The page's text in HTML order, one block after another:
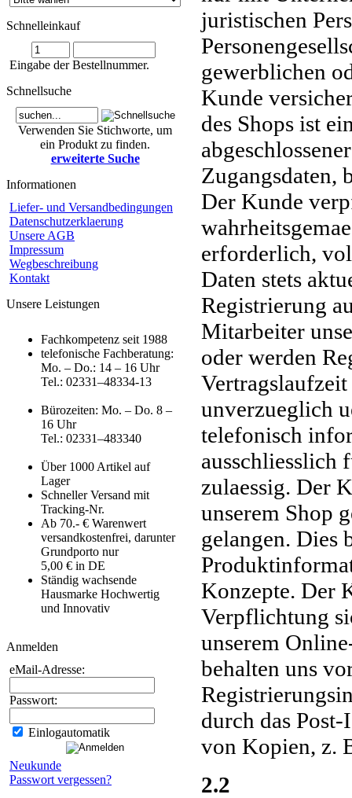
Schnelleinkauf
Eingabe der Bestellnummer.
Schnellsuche
Verwenden Sie Stichworte, um
ein Produkt zu finden.
erweiterte Suche
Informationen
Liefer- und Versandbedingungen
Datenschutzerklaerung
Unsere AGB
Impressum
Wegbeschreibung
Kontakt
Unsere Leistungen
Fachkompetenz seit 1988
telefonische Fachberatung:
Mo. – Do.: 14 – 16 Uhr
Tel.: 02331–48334-13
Bürozeiten: Mo. – Do. 8 –
16 Uhr
Tel.: 02331–483340
Über 1000 Artikel auf
Lager
Schneller Versand mit
Tracking-Nr.
Ab 70.- € Warenwert
versandkostenfrei, darunter
Grundporto nur
5,00 € in DE
Ständig wachsende
Hausmarke Hochwertig
und Innovativ
Anmelden
eMail-Adresse:
Passwort:
Einlogautomatik
Neukunde
Passwort vergessen?
juristischen
gewerblichen
Kunde
des Shops ist
Zugangsdaten,
Der Kunde
erforderlich,
Daten stets
Registrierung
Mitarbeiter
oder werden
unverzueglich
telefonisch
ausschliesslich
zulaessig. Der
unserem Shop
gelangen. Dies
Konzepte. Der
Verpflichtung
unserem
behalten uns
durch das
von Kopien, z.
2.2